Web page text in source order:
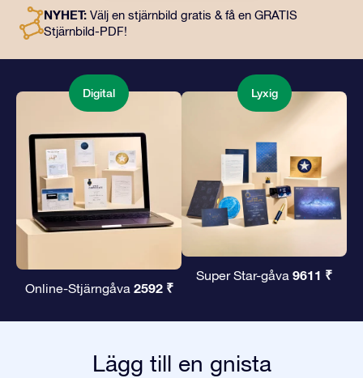
kära.
NYHET: Välj en stjärnbild gratis & få en GRATIS
Stjärnbild-PDF!
Digital
Online-Stjärngåva 2592 ₹
Lyxig
Super Star-gåva 9611 ₹
Lägg till en gnista